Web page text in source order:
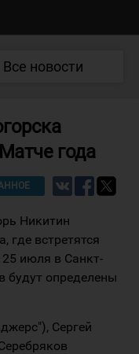
Все новости
года
Никитин
где встретятся
июля в Санкт-
будут определены
Сергей